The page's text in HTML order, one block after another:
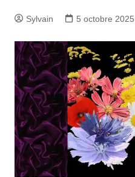
Sylvain 5 octobre 2025